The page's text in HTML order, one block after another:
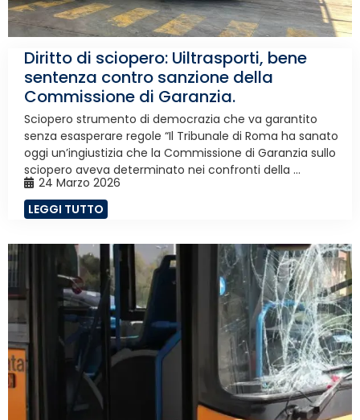
Diritto di sciopero: Uiltrasporti, bene
sentenza contro sanzione della
Commissione di Garanzia.
Sciopero strumento di democrazia che va garantito
senza esasperare regole “Il Tribunale di Roma ha sanato
oggi un’ingiustizia che la Commissione di Garanzia sullo
sciopero aveva determinato nei confronti della ...
24 Marzo 2026
LEGGI TUTTO